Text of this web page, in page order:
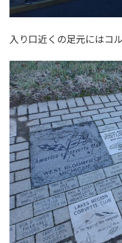
入り口近くの足元にはコ